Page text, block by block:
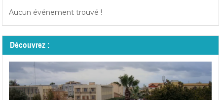
Aucun événement trouvé !
Découvrez :